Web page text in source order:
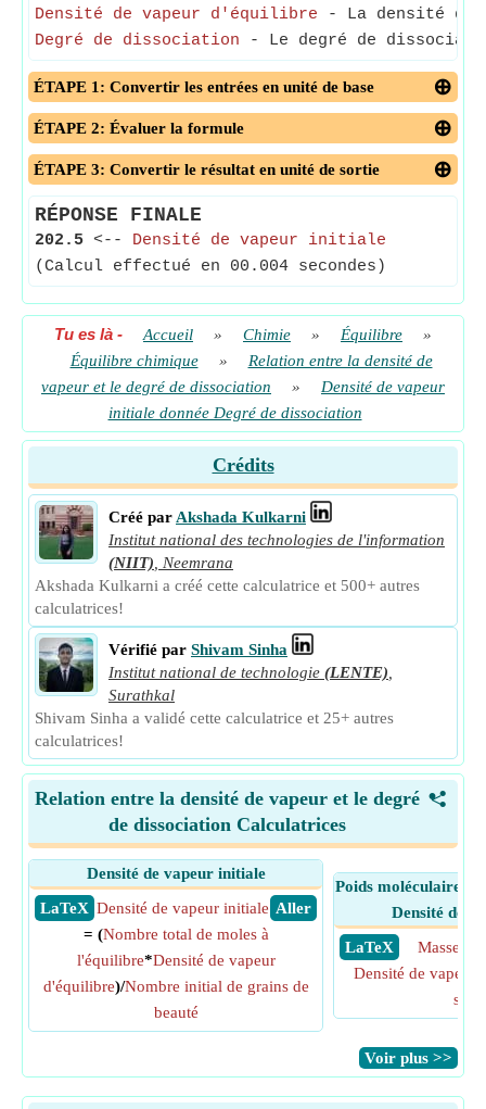
Densité de vapeur d'équilibre - La densité de
Degré de dissociation - Le degré de
ÉTAPE 1: Convertir les entrées en unité de base
ÉTAPE 2: Évaluer la formule
ÉTAPE 3: Convertir le résultat en unité de sortie
RÉPONSE FINALE
202.5 <-- Densité de vapeur initiale
(Calcul effectué en 00.004 secondes)
Tu es là - Accueil » Chimie » Équilibre
»
Équilibre chimique
»
Relation entre la densité de
vapeur et le degré de dissociation
»
Densité de vapeur
initiale donnée Degré de dissociation
Crédits
Créé par Akshada Kulkarni
Institut national des technologies de l'information
(NIIT)
Neemrana
Akshada Kulkarni a créé cette calculatrice et 500+ autres
calculatrices!
Vérifié par Shivam Sinha
Institut national de technologie (LENTE)
Surathkal
Shivam Sinha a validé cette calculatrice et 25+ autres
calculatrices!
<
Relation entre la densité de vapeur et le degré
de dissociation Calculatrices
Densité de vapeur initiale
​ LaTeX
​ Aller
Densité de vapeur initiale
= (Nombre total de moles à
l'équilibre*Densité de vapeur
d'équilibre)/Nombre initial de grains de
beauté
Poids moléculaire de
Densité de
​ LaTeX
Masse
Densité de vapeur
​Voir plus >>